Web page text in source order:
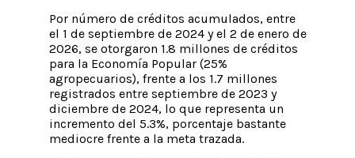
Por número de créditos acumulados, entre
el 1 de septiembre de 2024 y el 2 de enero de
2026, se otorgaron 1.8 millones de créditos
para la Economía Popular (25%
agropecuarios), frente a los 1.7 millones
registrados entre septiembre de 2023 y
diciembre de 2024, lo que representa un
incremento del 5.3%, porcentaje bastante
mediocre frente a la meta trazada.